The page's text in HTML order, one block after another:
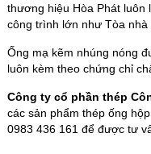
thương hiệu Hòa Phát
công trình lớn như Tòa nhà
Ống mạ kẽm nhúng nóng
luôn kèm theo chứng chỉ
Công ty cổ phần thép
các sản phẩm thép ống
0983 436 161 để được tư